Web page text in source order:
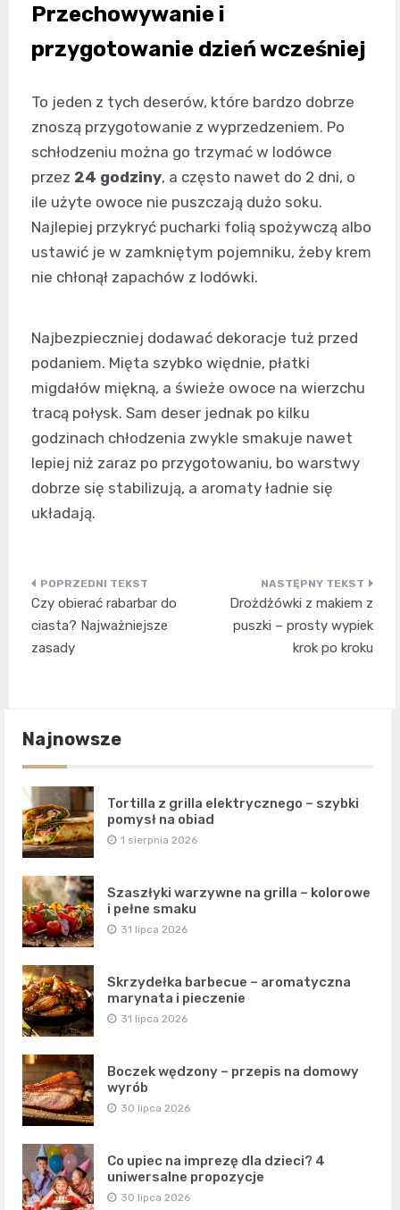
Przechowywanie i
przygotowanie dzień wcześniej
To jeden z tych deserów, które bardzo dobrze
znoszą przygotowanie z wyprzedzeniem. Po
schłodzeniu można go trzymać w lodówce
przez 24 godziny, a często nawet do 2 dni, o
ile użyte owoce nie puszczają dużo soku.
Najlepiej przykryć pucharki folią spożywczą albo
ustawić je w zamkniętym pojemniku, żeby krem
nie chłonął zapachów z lodówki.
Najbezpieczniej dodawać dekoracje tuż przed
podaniem. Mięta szybko więdnie, płatki
migdałów miękną, a świeże owoce na wierzchu
tracą połysk. Sam deser jednak po kilku
godzinach chłodzenia zwykle smakuje nawet
lepiej niż zaraz po przygotowaniu, bo warstwy
dobrze się stabilizują, a aromaty ładnie się
układają.
Nawigacja
wpisu
Czy obierać rabarbar do
ciasta? Najważniejsze
zasady
Drożdżówki z makiem z
puszki – prosty wypiek
krok po kroku
Najnowsze
Tortilla z grilla elektrycznego – szybki
pomysł na obiad
1 sierpnia 2026
Szaszłyki warzywne na grilla – kolorowe
i pełne smaku
31 lipca 2026
Skrzydełka barbecue – aromatyczna
marynata i pieczenie
31 lipca 2026
Boczek wędzony – przepis na domowy
wyrób
30 lipca 2026
Co upiec na imprezę dla dzieci? 4
uniwersalne propozycje
30 lipca 2026